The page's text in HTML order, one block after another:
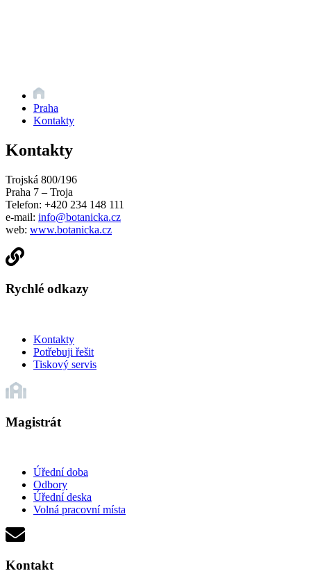
Praha
Kontakty
Kontakty
Trojská 800/196
Praha 7 – Troja
Telefon: +420 234 148 111
e-mail: info@botanicka.cz
web: www.botanicka.cz
Rychlé odkazy
Kontakty
Potřebuji řešit
Tiskový servis
Magistrát
Úřední doba
Odbory
Úřední deska
Volná pracovní místa
Kontakt